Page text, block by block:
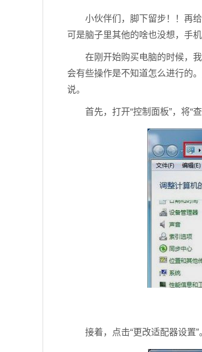
小伙伴们，脚下留步！！再
可是脑子里其他的啥也没想，手
在刚开始购买电脑的时候，
会有些操作是不知道怎么进行的
说。
首先，打开“控制面板”，将“
接着，点击“更改适配器设置”